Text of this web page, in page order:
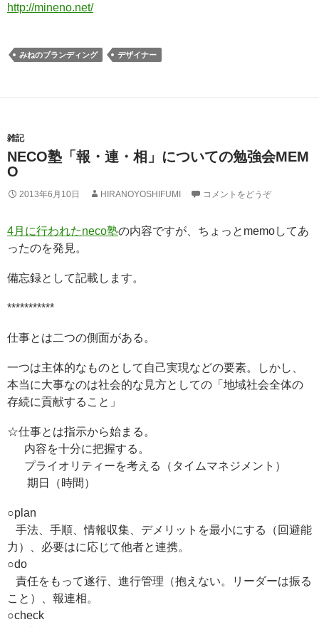
http://mineno.net/
みねのブランディング デザイナー
雑記
NECO塾「報・連・相」についての勉強会MEM
O
2013年6月10日 HIRANOYOSHIFUMI コメントをどうぞ
4月に行われたneco塾の内容ですが、ちょっとmemoしてあ
ったのを発見。
備忘録として記載します。
***********
仕事とは二つの側面がある。
一つは主体的なものとして自己実現などの要素。しかし、
本当に大事なのは社会的な見方としての「地域社会全体の
存続に貢献すること」
☆仕事とは指示から始まる。
内容を十分に把握する。
プライオリティーを考える（タイムマネジメント）
期日（時間）
○plan
手法、手順、情報収集、デメリットを最小にする（回避能
力）、必要はに応じて他者と連携。
○do
責任をもって遂行、進行管理（抱えない。リーダーは振る
こと）、報連相。
○check